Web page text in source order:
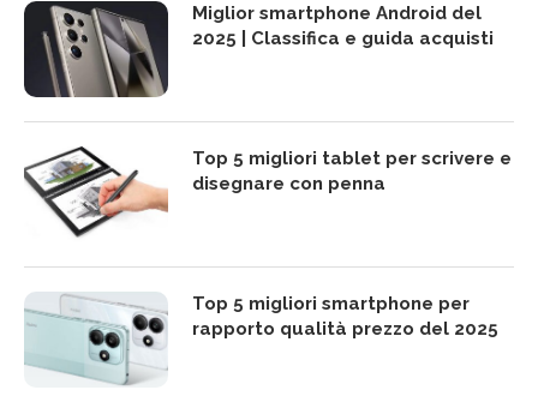
Miglior smartphone Android del
2025 | Classifica e guida acquisti
Top 5 migliori tablet per scrivere e
disegnare con penna
Top 5 migliori smartphone per
rapporto qualità prezzo del 2025